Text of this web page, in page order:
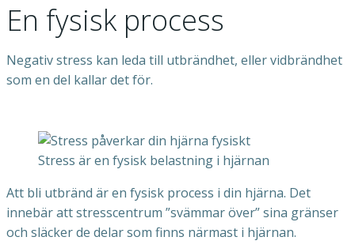
En fysisk process
Negativ stress kan leda till utbrändhet, eller vidbrändhet
som en del kallar det för.
Stress är en fysisk belastning i hjärnan
Att bli utbränd är en fysisk process i din hjärna. Det
innebär att stresscentrum ”svämmar över” sina gränser
och släcker de delar som finns närmast i hjärnan.